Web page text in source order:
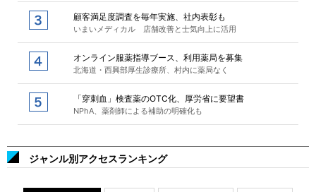
顧客満足度調査を毎年実施、社内表彰も
いまいメディカル 店舗改善と士気向上に活用
オンライン服薬指導ブース、利用薬局を募集
北海道・西興部厚生診療所、村内に薬局なく
「穿刺血」検査薬のOTC化、厚労省に要望書
NPhA、薬剤師による補助の明確化も
ジャンル別アクセスランキング